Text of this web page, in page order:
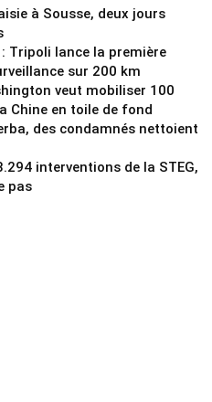
à Sousse, deux jours
Tripoli lance la première
sur 200 km
veut mobiliser 100
Chine en toile de fond
des condamnés nettoient
interventions de la STEG,
pas